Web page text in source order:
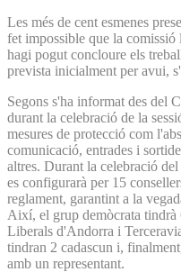
Les més de cent esmenes
fet impossible que la comissió
hagi pogut concloure els
prevista inicialment per avui,
Segons s'ha informat des del
durant la celebració de la
mesures de protecció com
comunicació, entrades i
altres. Durant la celebració
es configurarà per 15
reglament, garantint a la
Així, el grup demòcrata tindrà
Liberals d'Andorra i
tindran 2 cadascun i,
amb un representant.